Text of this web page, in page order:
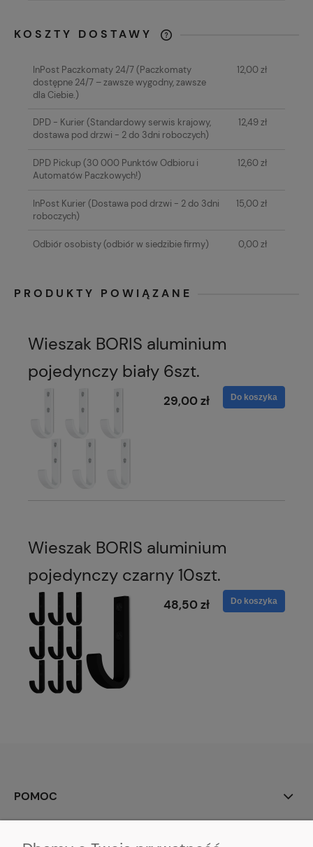
KOSZTY DOSTAWY
KOSZTÓW PŁATNOŚCI
InPost Paczkomaty 24/7(Paczkomaty
dostępne 24/7 – zawsze wygodny, zawsze
dla Ciebie.)
12,00 zł
DPD - Kurier(Standardowy serwis krajowy,
dostawa pod drzwi - 2 do 3dni roboczych)
12,49 zł
DPD Pickup(30 000 Punktów Odbioru i
Automatów Paczkowych!)
12,60 zł
InPost Kurier(Dostawa pod drzwi - 2 do 3dni
roboczych)
15,00 zł
Odbiór osobisty(odbiór w siedzibie firmy) 0,00 zł
PRODUKTY POWIĄZANE
Wieszak BORIS aluminium
pojedynczy biały 6szt.
29,00 zł Do koszyka
Wieszak BORIS aluminium
pojedynczy czarny 10szt.
48,50 zł Do koszyka
POMOC